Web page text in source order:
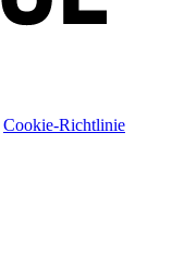
Cookie-Richtlinie